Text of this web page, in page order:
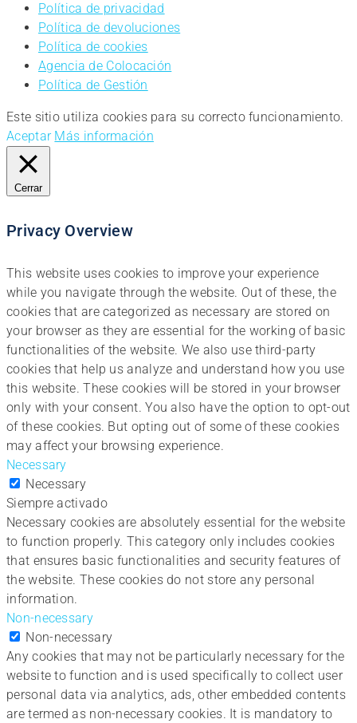
Política de privacidad
Política de devoluciones
Política de cookies
Agencia de Colocación
Política de Gestión
Este sitio utiliza cookies para su correcto funcionamiento.
Aceptar Más información
Cerrar
Privacy Overview
This website uses cookies to improve your experience
while you navigate through the website. Out of these, the
cookies that are categorized as necessary are stored on
your browser as they are essential for the working of basic
functionalities of the website. We also use third-party
cookies that help us analyze and understand how you use
this website. These cookies will be stored in your browser
only with your consent. You also have the option to opt-out
of these cookies. But opting out of some of these cookies
may affect your browsing experience.
Necessary
Necessary
Siempre activado
Necessary cookies are absolutely essential for the website
to function properly. This category only includes cookies
that ensures basic functionalities and security features of
the website. These cookies do not store any personal
information.
Non-necessary
Non-necessary
Any cookies that may not be particularly necessary for the
website to function and is used specifically to collect user
personal data via analytics, ads, other embedded contents
are termed as non-necessary cookies. It is mandatory to